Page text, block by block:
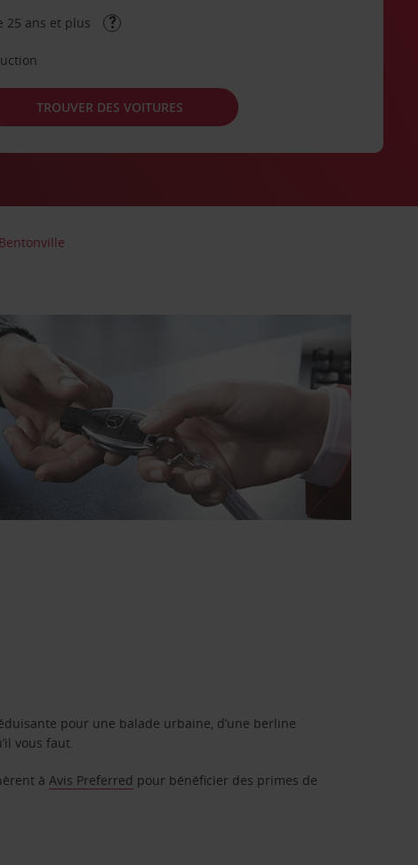
25 ans et plus
TROUVER DES VOITURES
Bentonville
pour une balade urbaine, d’une berline
vous faut.
àAvis Preferred pour bénéficier des primes de